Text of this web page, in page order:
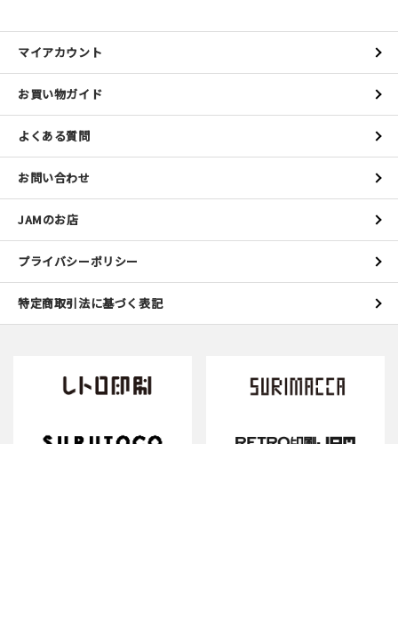
マイアカウント
お買い物ガイド
よくある質問
お問い合わせ
JAMのお店
プライバシーポリシー
特定商取引法に基づく表記